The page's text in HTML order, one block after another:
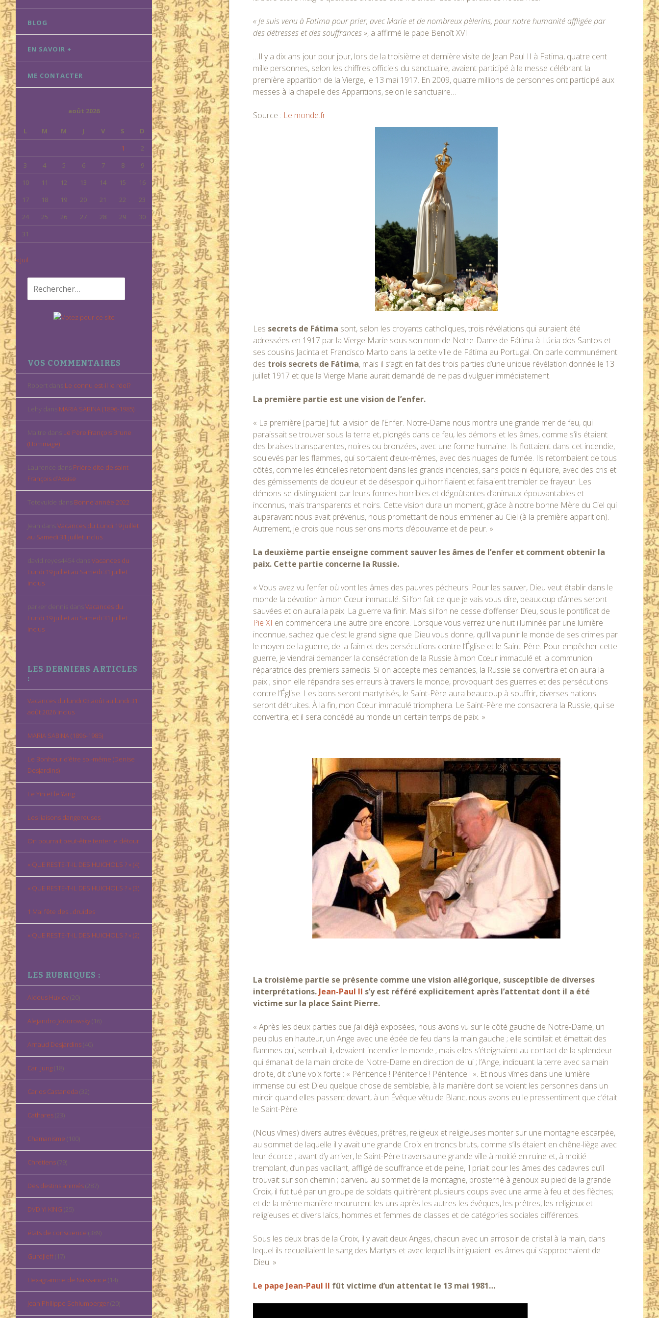
BLOG
EN SAVOIR +
ME CONTACTER
août 2026
L M M J V S
D
1
2
3
4 5 6 7 8
9
10
11 12 13 14 15
16
17
18 19 20 21 22
23
24
25 26 27 28 29
30
31
« Juil
Rechercher :
VOS COMMENTAIRES
Robert dans Le connu est-il le réel?
Lehy dans MARIA SABINA (1896-1985)
Maitre dans Le Père François Brune
(Hommage)
Laurence dans Prière dite de saint
François d’Assise
Tetevuide dans Bonne année 2022
Jean dansVacances du Lundi 19 juillet
au Samedi 31 juillet inclus
david.reyes4454 dansVacances du
Lundi 19 juillet au Samedi 31 juillet
inclus
parker dennis dansVacances du
Lundi 19 juillet au Samedi 31 juillet
inclus
LES DERNIERS ARTICLES
:
Vacances du lundi 03 août au lundi 31
août 2026 inclus
MARIA SABINA (1896-1985)
Le Bonheur d’être soi-même (Denise
Desjardins)
Le Yin et le Yang
Les liaisons dangereuses
On pourrait peut-être tenter le détour
« QUE RESTE-T-IL DES HUICHOLS ? » (4)
« QUE RESTE-T-IL DES HUICHOLS ? » (3)
1 Mai fête des…druides
« QUE RESTE-T-IL DES HUICHOLS ? » (2)
LES RUBRIQUES :
Aldous Huxley(20)
Alejandro Jodorowsky(16)
Arnaud Desjardins(40)
Carl Jung(18)
Carlos Castaneda (32)
Cathares(23)
Chamanisme (100)
Chrétiens(79)
Des destins animés(287)
DVD YI KING (25)
états de conscience (389)
Gurdjieff(17)
Hexagramme de Naissance (14)
Jean Philippe Schlumberger(20)
« Je suis venu à Fatima pour prier, avec Marie et de nombreux pèlerins, pour notre humanité affligée par
des détresses et des souffrances », a affirmé le pape Benoît XVI.
…Il y a dix ans jour pour jour, lors de la troisième et dernière visite de Jean Paul II à Fatima, quatre cent
mille personnes, selon les chiffres officiels du sanctuaire, avaient participé à la messe célébrant la
première apparition de la Vierge, le 13 mai 1917. En 2009, quatre millions de personnes ont participé aux
messes à la chapelle des Apparitions, selon le sanctuaire…
Source : Le monde.fr
Les secrets de Fátima sont, selon les croyants catholiques, trois révélations qui auraient été
adressées en 1917 par la Vierge Marie sous son nom de Notre-Dame de Fátima à Lúcia dos Santos et
ses cousins Jacinta et Francisco Marto dans la petite ville de Fátima au Portugal. On parle communément
des trois secrets de Fátima, mais il s’agit en fait des trois parties d’une unique révélation donnée le 13
juillet 1917 et que la Vierge Marie aurait demandé de ne pas divulguer immédiatement.
La première partie est une vision de l’enfer.
« La première [partie] fut la vision de l’Enfer. Notre-Dame nous montra une grande mer de feu, qui
paraissait se trouver sous la terre et, plongés dans ce feu, les démons et les âmes, comme s’ils étaient
des braises transparentes, noires ou bronzées, avec une forme humaine. Ils flottaient dans cet incendie,
soulevés par les flammes, qui sortaient d’eux-mêmes, avec des nuages de fumée. Ils retombaient de tous
côtés, comme les étincelles retombent dans les grands incendies, sans poids ni équilibre, avec des cris et
des gémissements de douleur et de désespoir qui horrifiaient et faisaient trembler de frayeur. Les
démons se distinguaient par leurs formes horribles et dégoûtantes d’animaux épouvantables et
inconnus, mais transparents et noirs. Cette vision dura un moment, grâce à notre bonne Mère du Ciel qui
auparavant nous avait prévenus, nous promettant de nous emmener au Ciel (à la première apparition).
Autrement, je crois que nous serions morts d’épouvante et de peur. »
La deuxième partie enseigne comment sauver les âmes de l’enfer et comment obtenir la
paix. Cette partie concerne la Russie.
« Vous avez vu l’enfer où vont les âmes des pauvres pécheurs. Pour les sauver, Dieu veut établir dans le
monde la dévotion à mon Cœur immaculé. Si l’on fait ce que je vais vous dire, beaucoup d’âmes seront
sauvées et on aura la paix. La guerre va finir. Mais si l’on ne cesse d’offenser Dieu, sous le pontificat de
Pie XI en commencera une autre pire encore. Lorsque vous verrez une nuit illuminée par une lumière
inconnue, sachez que c’est le grand signe que Dieu vous donne, qu’Il va punir le monde de ses crimes par
le moyen de la guerre, de la faim et des persécutions contre l’Église et le Saint-Père. Pour empêcher cette
guerre, je viendrai demander la consécration de la Russie à mon Cœur immaculé et la communion
réparatrice des premiers samedis. Si on accepte mes demandes, la Russie se convertira et on aura la
paix ; sinon elle répandra ses erreurs à travers le monde, provoquant des guerres et des persécutions
contre l’Église. Les bons seront martyrisés, le Saint-Père aura beaucoup à souffrir, diverses nations
seront détruites. À la fin, mon Cœur immaculé triomphera. Le Saint-Père me consacrera la Russie, qui se
convertira, et il sera concédé au monde un certain temps de paix. »
La troisième partie se présente comme une vision allégorique, susceptible de diverses
interprétations. Jean-Paul II s’y est référé explicitement après l’attentat dont il a été
victime sur la place Saint Pierre.
« Après les deux parties que j’ai déjà exposées, nous avons vu sur le côté gauche de Notre-Dame, un
peu plus en hauteur, un Ange avec une épée de feu dans la main gauche ; elle scintillait et émettait des
flammes qui, semblait-il, devaient incendier le monde ; mais elles s’éteignaient au contact de la splendeur
qui émanait de la main droite de Notre-Dame en direction de lui ; l’Ange, indiquant la terre avec sa main
droite, dit d’une voix forte : « Pénitence ! Pénitence ! Pénitence ! ». Et nous vîmes dans une lumière
immense qui est Dieu quelque chose de semblable, à la manière dont se voient les personnes dans un
miroir quand elles passent devant, à un Évêque vêtu de Blanc, nous avons eu le pressentiment que c’était
le Saint-Père.
(Nous vîmes) divers autres évêques, prêtres, religieux et religieuses monter sur une montagne escarpée,
au sommet de laquelle il y avait une grande Croix en troncs bruts, comme s’ils étaient en chêne-liège avec
leur écorce ; avant d’y arriver, le Saint-Père traversa une grande ville à moitié en ruine et, à moitié
tremblant, d’un pas vacillant, affligé de souffrance et de peine, il priait pour les âmes des cadavres qu’il
trouvait sur son chemin ; parvenu au sommet de la montagne, prosterné à genoux au pied de la grande
Croix, il fut tué par un groupe de soldats qui tirèrent plusieurs coups avec une arme à feu et des flèches;
et de la même manière moururent les uns après les autres les évêques, les prêtres, les religieux et
religieuses et divers laïcs, hommes et femmes de classes et de catégories sociales différentes.
Sous les deux bras de la Croix, il y avait deux Anges, chacun avec un arrosoir de cristal à la main, dans
lequel ils recueillaient le sang des Martyrs et avec lequel ils irriguaient les âmes qui s’approchaient de
Dieu. »
Le pape Jean-Paul II fût victime d’un attentat le 13 mai 1981…